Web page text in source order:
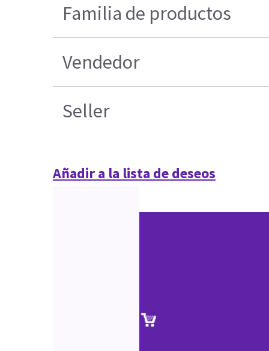
Familia de productos
Vendedor
Seller
Añadir a la lista de deseos